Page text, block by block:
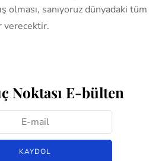
olması, sanıyoruz dünyadaki tüm
verecektir.
Noktası E-bülten